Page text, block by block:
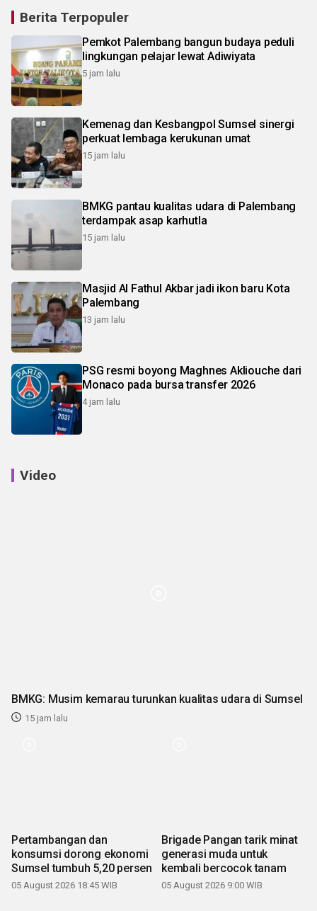
Berita Terpopuler
Pemkot Palembang bangun budaya peduli
lingkungan pelajar lewat Adiwiyata
5 jam lalu
Kemenag dan Kesbangpol Sumsel sinergi
perkuat lembaga kerukunan umat
15 jam lalu
BMKG pantau kualitas udara di Palembang
terdampak asap karhutla
15 jam lalu
Masjid Al Fathul Akbar jadi ikon baru Kota
Palembang
13 jam lalu
PSG resmi boyong Maghnes Akliouche dari
Monaco pada bursa transfer 2026
4 jam lalu
Video
BMKG: Musim kemarau turunkan kualitas udara di Sumsel
15 jam lalu
Pertambangan dan
konsumsi dorong ekonomi
Sumsel tumbuh 5,20 persen
05 August 2026 18:45 WIB
Brigade Pangan tarik minat
generasi muda untuk
kembali bercocok tanam
05 August 2026 9:00 WIB